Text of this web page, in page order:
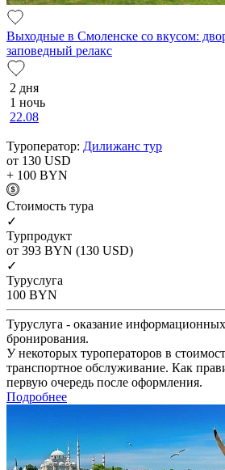
Выходные в Смоленске со вкусом:
заповедный релакс
2 дня
1 ночь
22.08
Туроператор: Дилижанс тур
от 130 USD
+ 100 BYN
Cтоимость тура
✓
Турпродукт
от 393 BYN (130 USD)
✓
Туруслуга
100 BYN
Туруслуга - оказание
бронирования.
У некоторых туроператоров в
транспортное обслуживание. Как
первую очередь после оформления.
Подробнее